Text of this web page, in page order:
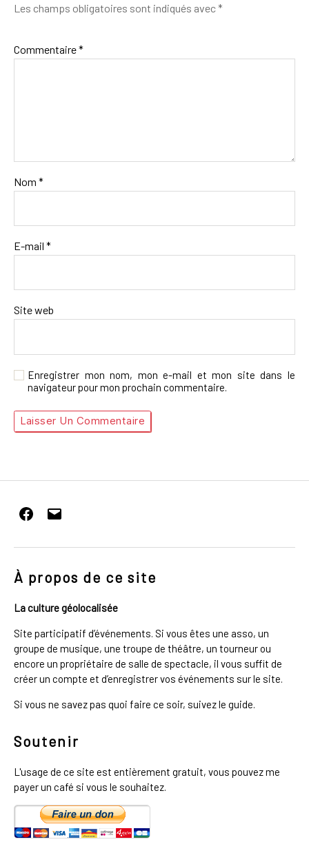
Les champs obligatoires sont indiqués avec*
Commentaire*
Nom *
E-mail *
Site web
Enregistrer mon nom, mon e-mail et mon site dans le
navigateur pour mon prochain commentaire.
Facebook
E-
mail
À propos de ce site
La culture géolocalisée
Site participatif d’événements. Si vous êtes une asso, un
groupe de musique, une troupe de théâtre, un tourneur ou
encore un propriétaire de salle de spectacle, il vous suffit de
créer un compte et d’enregistrer vos événements sur le site.
Si vous ne savez pas quoi faire ce soir, suivez le guide.
Soutenir
L'usage de ce site est entièrement gratuit, vous pouvez me
payer un café si vous le souhaitez.